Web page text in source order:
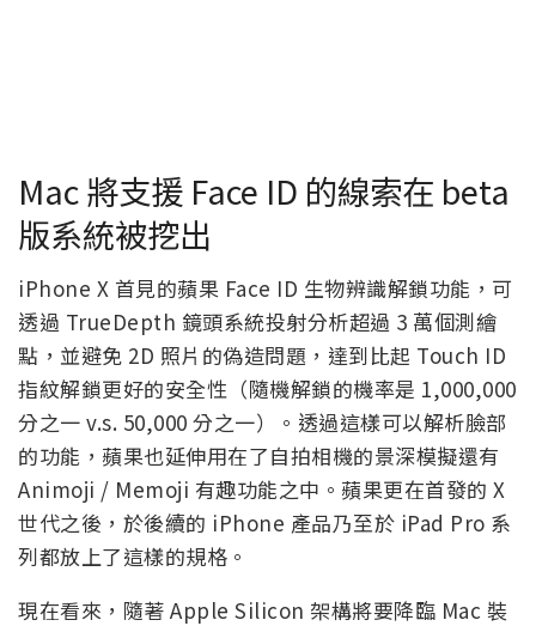
Mac 將支援 Face ID 的線索在 beta
版系統被挖出
iPhone X 首見的蘋果 Face ID 生物辨識解鎖功能，可
透過 TrueDepth 鏡頭系統投射分析超過 3 萬個測繪
點，並避免 2D 照片的偽造問題，達到比起 Touch ID
指紋解鎖更好的安全性（隨機解鎖的機率是 1,000,000
分之一 v.s. 50,000 分之一）。透過這樣可以解析臉部
的功能，蘋果也延伸用在了自拍相機的景深模擬還有
Animoji / Memoji 有趣功能之中。蘋果更在首發的 X
世代之後，於後續的 iPhone 產品乃至於 iPad Pro 系
列都放上了這樣的規格。
現在看來，隨著 Apple Silicon 架構將要降臨 Mac 裝